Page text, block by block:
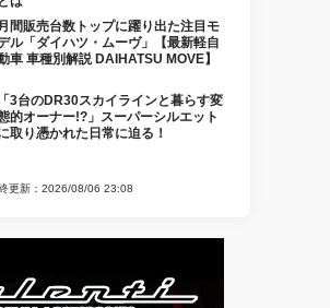
間販売台数トップに躍り出た注目モ
ル「ダイハツ・ムーヴ」【最新軽自
車 車種別解説 DAIHATSU MOVE】
「3台のDR30スカイラインと暮らす変
的オーナー!?」スーパーシルエット
取り憑かれた日常に迫る！
更新：2026/08/06 23:08